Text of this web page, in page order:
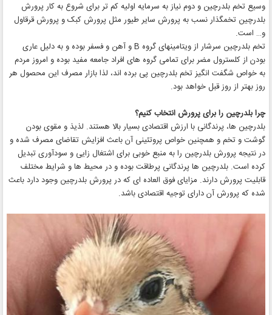
وسیع تخم بلدرچین و دوم نیاز به سرمایه اولیه کم تر برای شروع به کار پرورش
بلدرچین تخمگذار نسب به پرورش سایر طیور مثل پرورش کبک و پرورش قرقاول
و… است.
تخم بلدرچین سرشار از ویتامینهای گروه B و آهن و فسفر بوده و به دلیل عاری
بودن از کلسترول مضر برای تمامی گروه های افراد جامعه مفید بوده و امروز مردم
به خواص شگفت انگیز تخم بلدرچین پی برده اند، لذا بازار مصرف این محصول هر
روز بهتر از روز قبل خواهد بود.
چرا بلدرچین را برای پرورش انتخاب کنیم؟
بلدرچین ها، پرندگانی با ارزش اقتصادی بسیار بالا هستند. لذیذ و مقوی بودن
گوشت و تخم و همچنین خواص پروتئینی آن باعث افزایش تقاضای مصرف شده و
در نتیجه پرورش بلدرچین را به منبع خوبی برای اشتغال زایی و سودآوری تبدیل
کرده است. بلدرچین ها پرندگانی پرطاقت بوده و در محیط ها و شرایط مختلف
قابلیت پرورش دارند. مزایای فوق العاده ای که در پرورش بلدرچین وجود دارد باعث
شده که پرورش آن دارای توجیه اقتصادی باشد.